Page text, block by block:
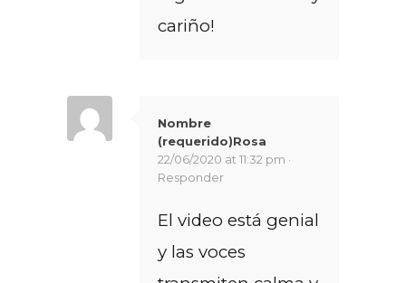
cariño!
Nombre
(requerido)Rosa
22/06/2020 at 11:32 pm ·
Responder
El video está genial
y las voces